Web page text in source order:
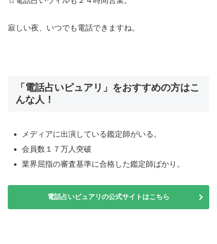
寂しい夜、いつでも電話できますね。
「電話占いピュアリ」をおすすめの方はこ
んな人！
メディアに出演している鑑定師がいる。
会員数１７万人突破
業界屈指の審査基準に合格した鑑定師ばかり。
電話占いピュアリの公式サイトはこちら